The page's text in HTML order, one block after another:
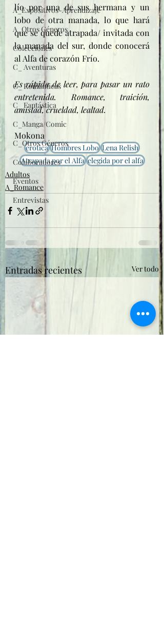
A_Expositivos-Aprendizaje
A_Otros Géneros
Colecciones
C_ Aventuras
C_ Románticas
C_ Fantástica
C_Manga/Comic
C_Otros Géneros
Colaboradores
Eventos
Entrevistas
lío por una de sus hermana y un
lobo de otra manada, lo que hará
que se quede atrapada/ invitada con
la manada del sur, donde conocerá
al Alfa de corazón Frío.
Es rápida de leer, para pasar un rato
entretenida. Romance, traición,
amistad, crueldad, lealtad.
Mokona
erotica Hombres Lobo Lena Relish
Atrapada por el Alfa elegida por el alfa
Adultos
A_Romance
Entradas recientes Ver todo